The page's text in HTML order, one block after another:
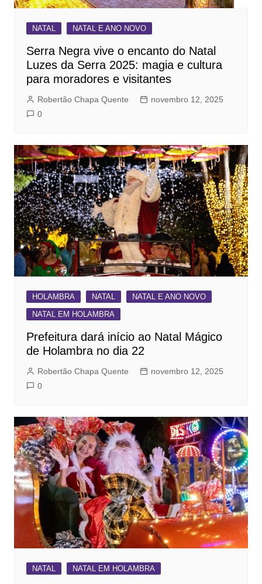
NATAL NATAL E ANO NOVO
Serra Negra vive o encanto do Natal
Luzes da Serra 2025: magia e cultura
para moradores e visitantes
Robertão Chapa Quente
novembro 12, 2025
0
HOLAMBRA NATAL
NATAL E ANO NOVO
NATAL EM HOLAMBRA
Prefeitura dará início ao Natal Mágico
de Holambra no dia 22
Robertão Chapa Quente
novembro 12, 2025
0
NATAL NATAL EM HOLAMBRA